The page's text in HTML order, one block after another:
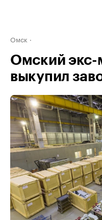
Омск
Омский экс-
выкупил